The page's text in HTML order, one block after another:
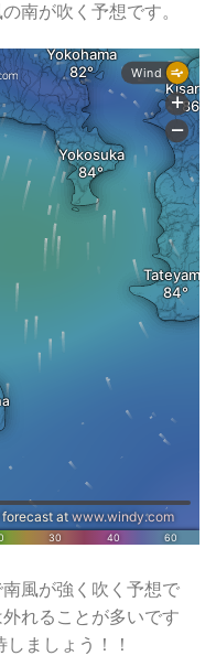
南が吹く予想です。
風が強く吹く予想で
れることが多いです
ましょう！！